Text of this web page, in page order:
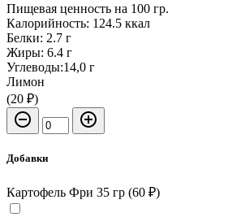
Пищевая ценность на 100 гр.
Калорийность: 124.5 ккал
Белки: 2.7 г
Жиры: 6.4 г
Углеводы:14,0 г
Лимон
(20 ₽)
Добавки
Картофель Фри 35 гр (60 ₽)